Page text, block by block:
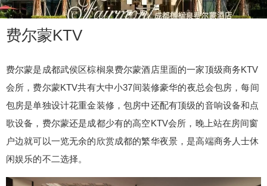
费尔蒙KTV
费尔蒙是成都武侯区棕榈泉费尔蒙酒店里面的一家顶级商务KTV
会所，费尔蒙KTV共有大中小37间装修豪华的夜总会包房，每间
包房是单独设计花重金装修，包房中还配有顶级的音响设备和点
歌设备， 费尔蒙还是成都少有的高空KTV会所， 晚上站在房间窗
户边就可以一览无余的欣赏成都的繁华夜景，是高端商务人士休
闲娱乐的不二选择。
费尔蒙KTV
费尔蒙是成都武侯区棕榈泉费尔蒙酒店里面的一家
顶级商务KTV会所，费尔蒙KTV共有大中小37间装
修豪华的夜总会包房，每间包房是单独设计花重金
装修，包房中还配有顶级的音响设备和点歌设备，